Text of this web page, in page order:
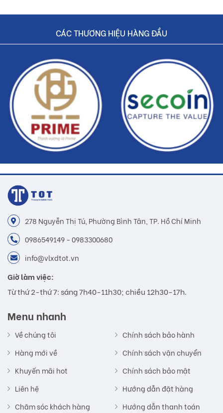
CÁC THƯƠNG HIỆU HÀNG ĐẦU
278 Nguyễn Thị Tú, Phường Bình Tân, TP. Hồ Chí Minh
0986549149 - 0983300680
info@vlxdtot.vn
Giờ làm việc:
Từ thứ 2-thứ 7: sáng 7h40-11h30; chiều 12h30-17h.
Menu nhanh
Về chúng tôi
Hàng mới về
Khuyến mãi hot
Liên hệ
Chăm sóc khách hàng
Chính sách bảo hành
Chính sách vận chuyển
Chính sách bảo mật
Hướng dẫn đặt hàng
Hướng dẫn thanh toán